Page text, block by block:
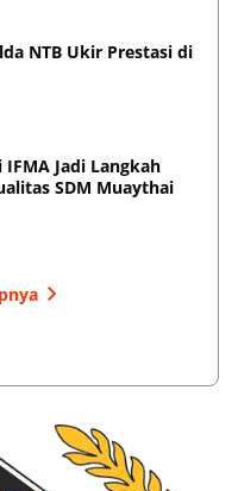
NTB Ukir Prestasi di
Jadi Langkah
SDM Muaythai